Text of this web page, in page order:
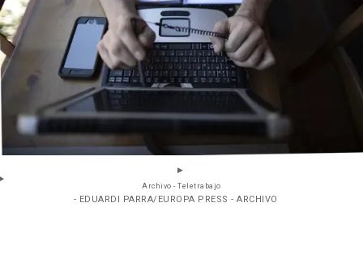
Archivo - Teletrabajo
- EDUARDI PARRA/EUROPA PRESS - ARCHIVO